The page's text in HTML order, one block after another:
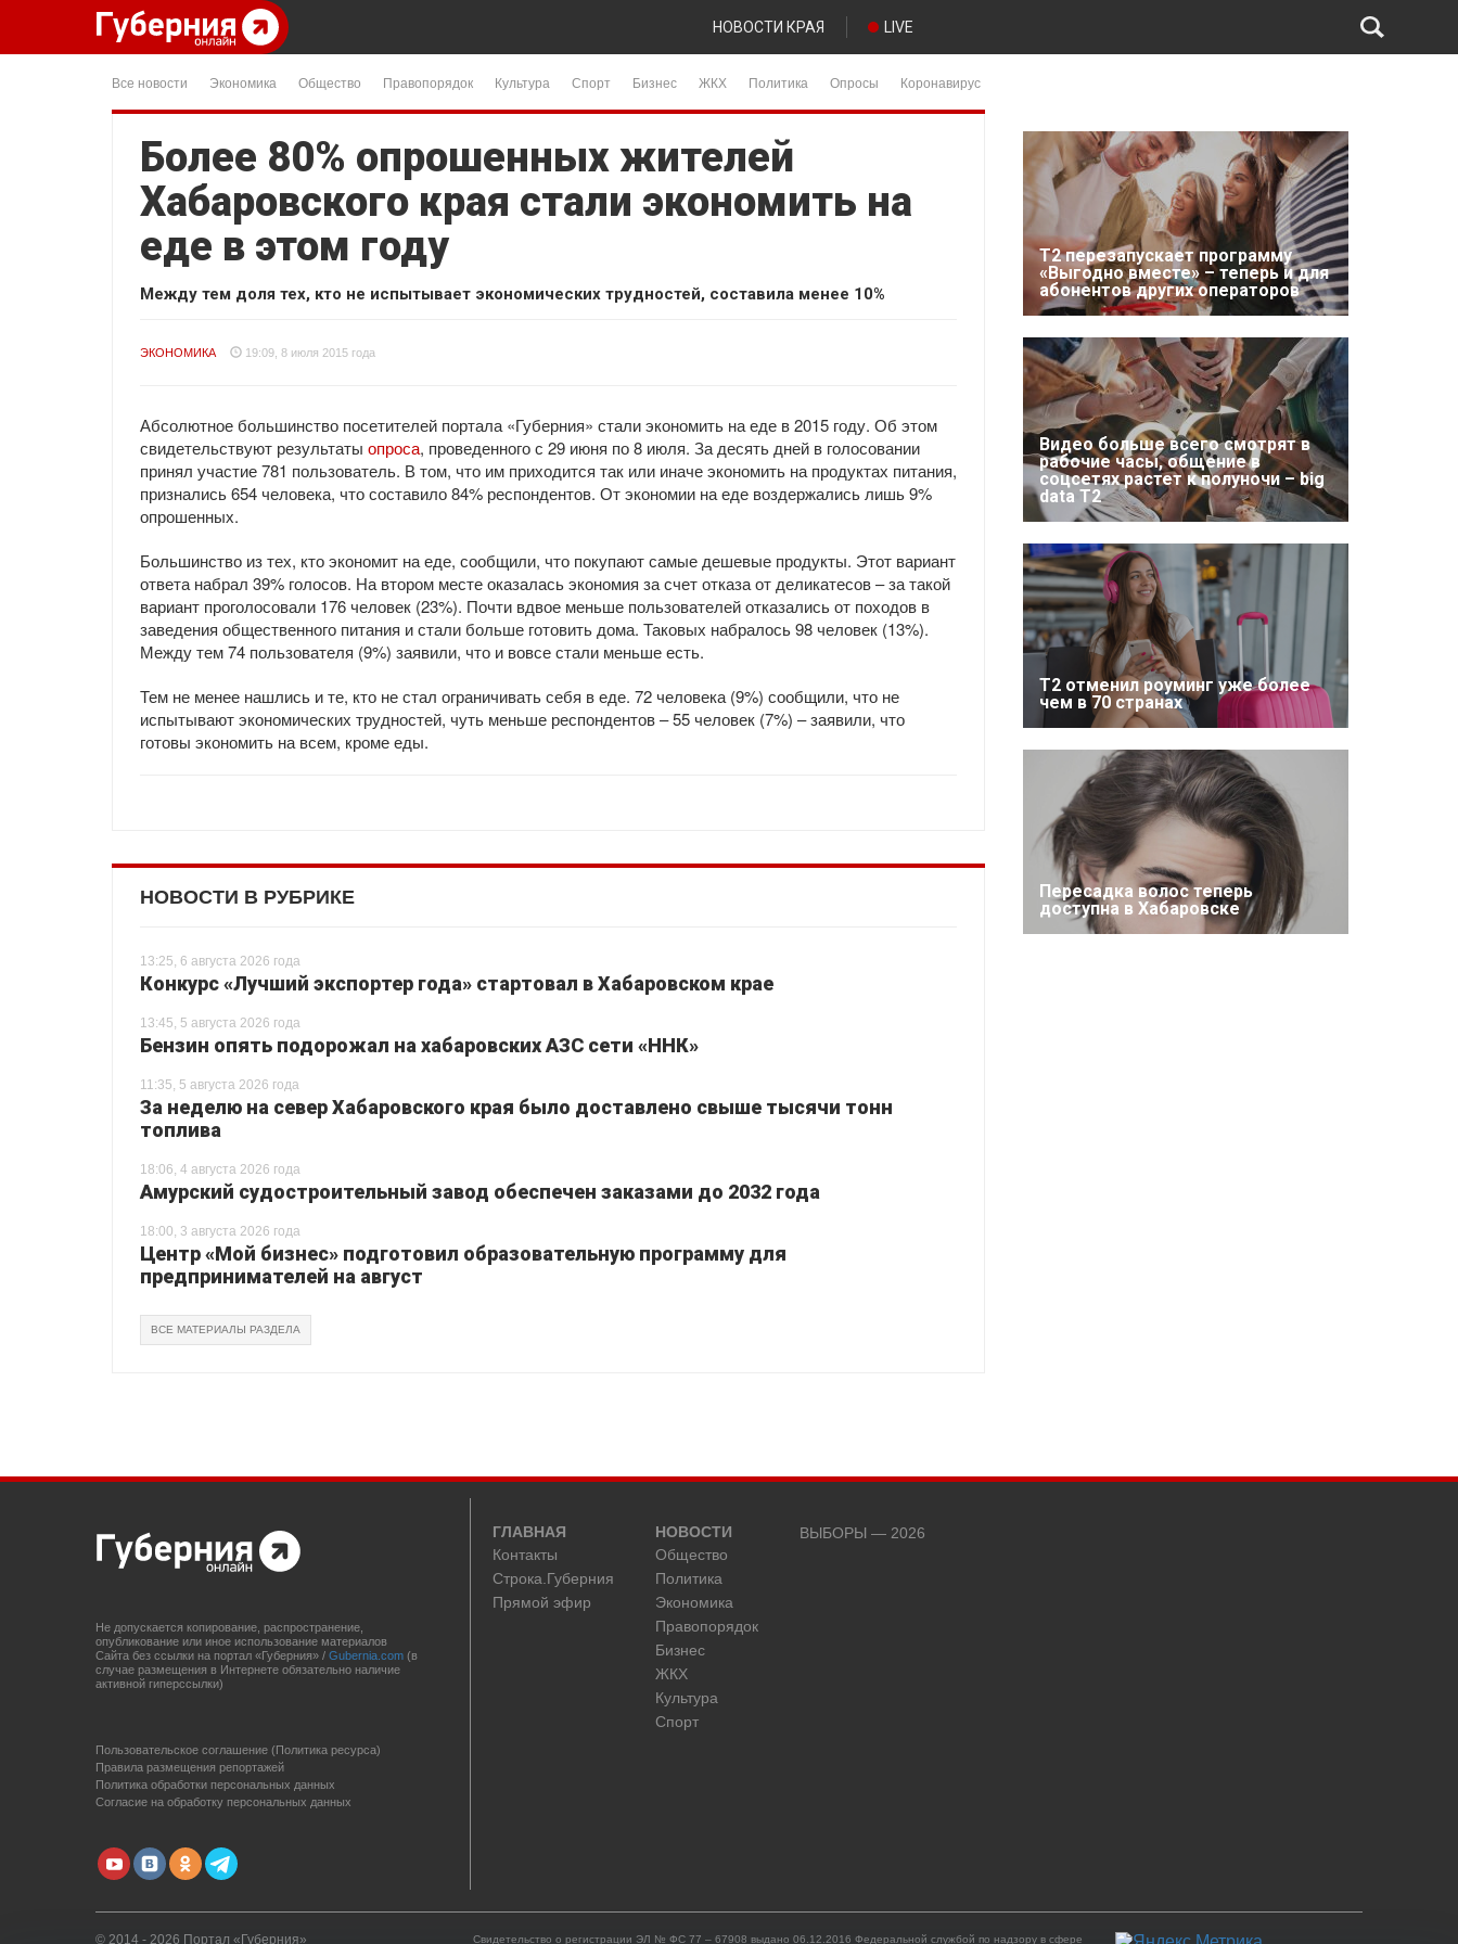
НОВОСТИ КРАЯ LIVE
Все новости Экономика Общество Правопорядок Культура Спорт Бизнес ЖКХ Политика Опросы Коронавирус
Более 80% опрошенных жителей
Хабаровского края стали экономить на
еде в этом году
Между тем доля тех, кто не испытывает экономических трудностей, составила менее 10%
ЭКОНОМИКА 19:09, 8 июля 2015 года
Абсолютное большинство посетителей портала «Губерния» стали экономить на еде в 2015 году. Об этом
свидетельствуют результаты опроса, проведенного с 29 июня по 8 июля. За десять дней в голосовании
принял участие 781 пользователь. В том, что им приходится так или иначе экономить на продуктах питания,
признались 654 человека, что составило 84% респондентов. От экономии на еде воздержались лишь 9%
опрошенных.
Большинство из тех, кто экономит на еде, сообщили, что покупают самые дешевые продукты. Этот вариант
ответа набрал 39% голосов. На втором месте оказалась экономия за счет отказа от деликатесов – за такой
вариант проголосовали 176 человек (23%). Почти вдвое меньше пользователей отказались от походов в
заведения общественного питания и стали больше готовить дома. Таковых набралось 98 человек (13%).
Между тем 74 пользователя (9%) заявили, что и вовсе стали меньше есть.
Тем не менее нашлись и те, кто не стал ограничивать себя в еде. 72 человека (9%) сообщили, что не
испытывают экономических трудностей, чуть меньше респондентов – 55 человек (7%) – заявили, что
готовы экономить на всем, кроме еды.
НОВОСТИ В РУБРИКЕ
13:25, 6 августа 2026 года
Конкурс «Лучший экспортер года» стартовал в Хабаровском крае
13:45, 5 августа 2026 года
Бензин опять подорожал на хабаровских АЗС сети «ННК»
11:35, 5 августа 2026 года
За неделю на север Хабаровского края было доставлено свыше тысячи тонн
топлива
18:06, 4 августа 2026 года
Амурский судостроительный завод обеспечен заказами до 2032 года
18:00, 3 августа 2026 года
Центр «Мой бизнес» подготовил образовательную программу для
предпринимателей на август
ВСЕ МАТЕРИАЛЫ РАЗДЕЛА
Т2 перезапускает программу
«Выгодно вместе» – теперь и для
абонентов других операторов
Видео больше всего смотрят в
рабочие часы, общение в
соцсетях растет к полуночи – big
data T2
Т2 отменил роуминг уже более
чем в 70 странах
Пересадка волос теперь
доступна в Хабаровске
Не допускается копирование, распространение,
опубликование или иное использование материалов
Сайта без ссылки на портал «Губерния» / Gubernia.com (в
случае размещения в Интернете обязательно наличие
активной гиперссылки)
Пользовательское соглашение (Политика ресурса)
Правила размещения репортажей
Политика обработки персональных данных
Согласие на обработку персональных данных
ГЛАВНАЯ
Контакты
Строка.Губерния
Прямой эфир
НОВОСТИ
Общество
Политика
Экономика
Правопорядок
Бизнес
ЖКХ
Культура
Спорт
ВЫБОРЫ — 2026
© 2014 - 2026 Портал «Губерния» Свидетельство о регистрации ЭЛ № ФС 77 – 67908 выдано 06.12.2016 Федеральной службой по надзору в сфере